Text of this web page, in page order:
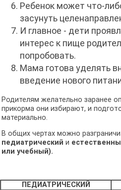
Ребенок может что-
засунуть
И главное - дети
интерес к пище
попробовать.
Мама готова уделять
введение нового
Родителям желательно заранее
прикорма они избирают, и
материально.
В общих чертах можно
педиатрический и
или учебный).
ПЕДИАТРИЧЕСКИЙ